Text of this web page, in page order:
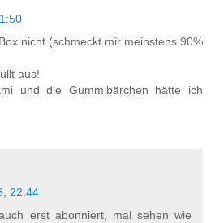
nicht (schmeckt mir meinstens 90%
aus!
und die Gummibärchen hätte ich
22:44
erst abonniert, mal sehen wie